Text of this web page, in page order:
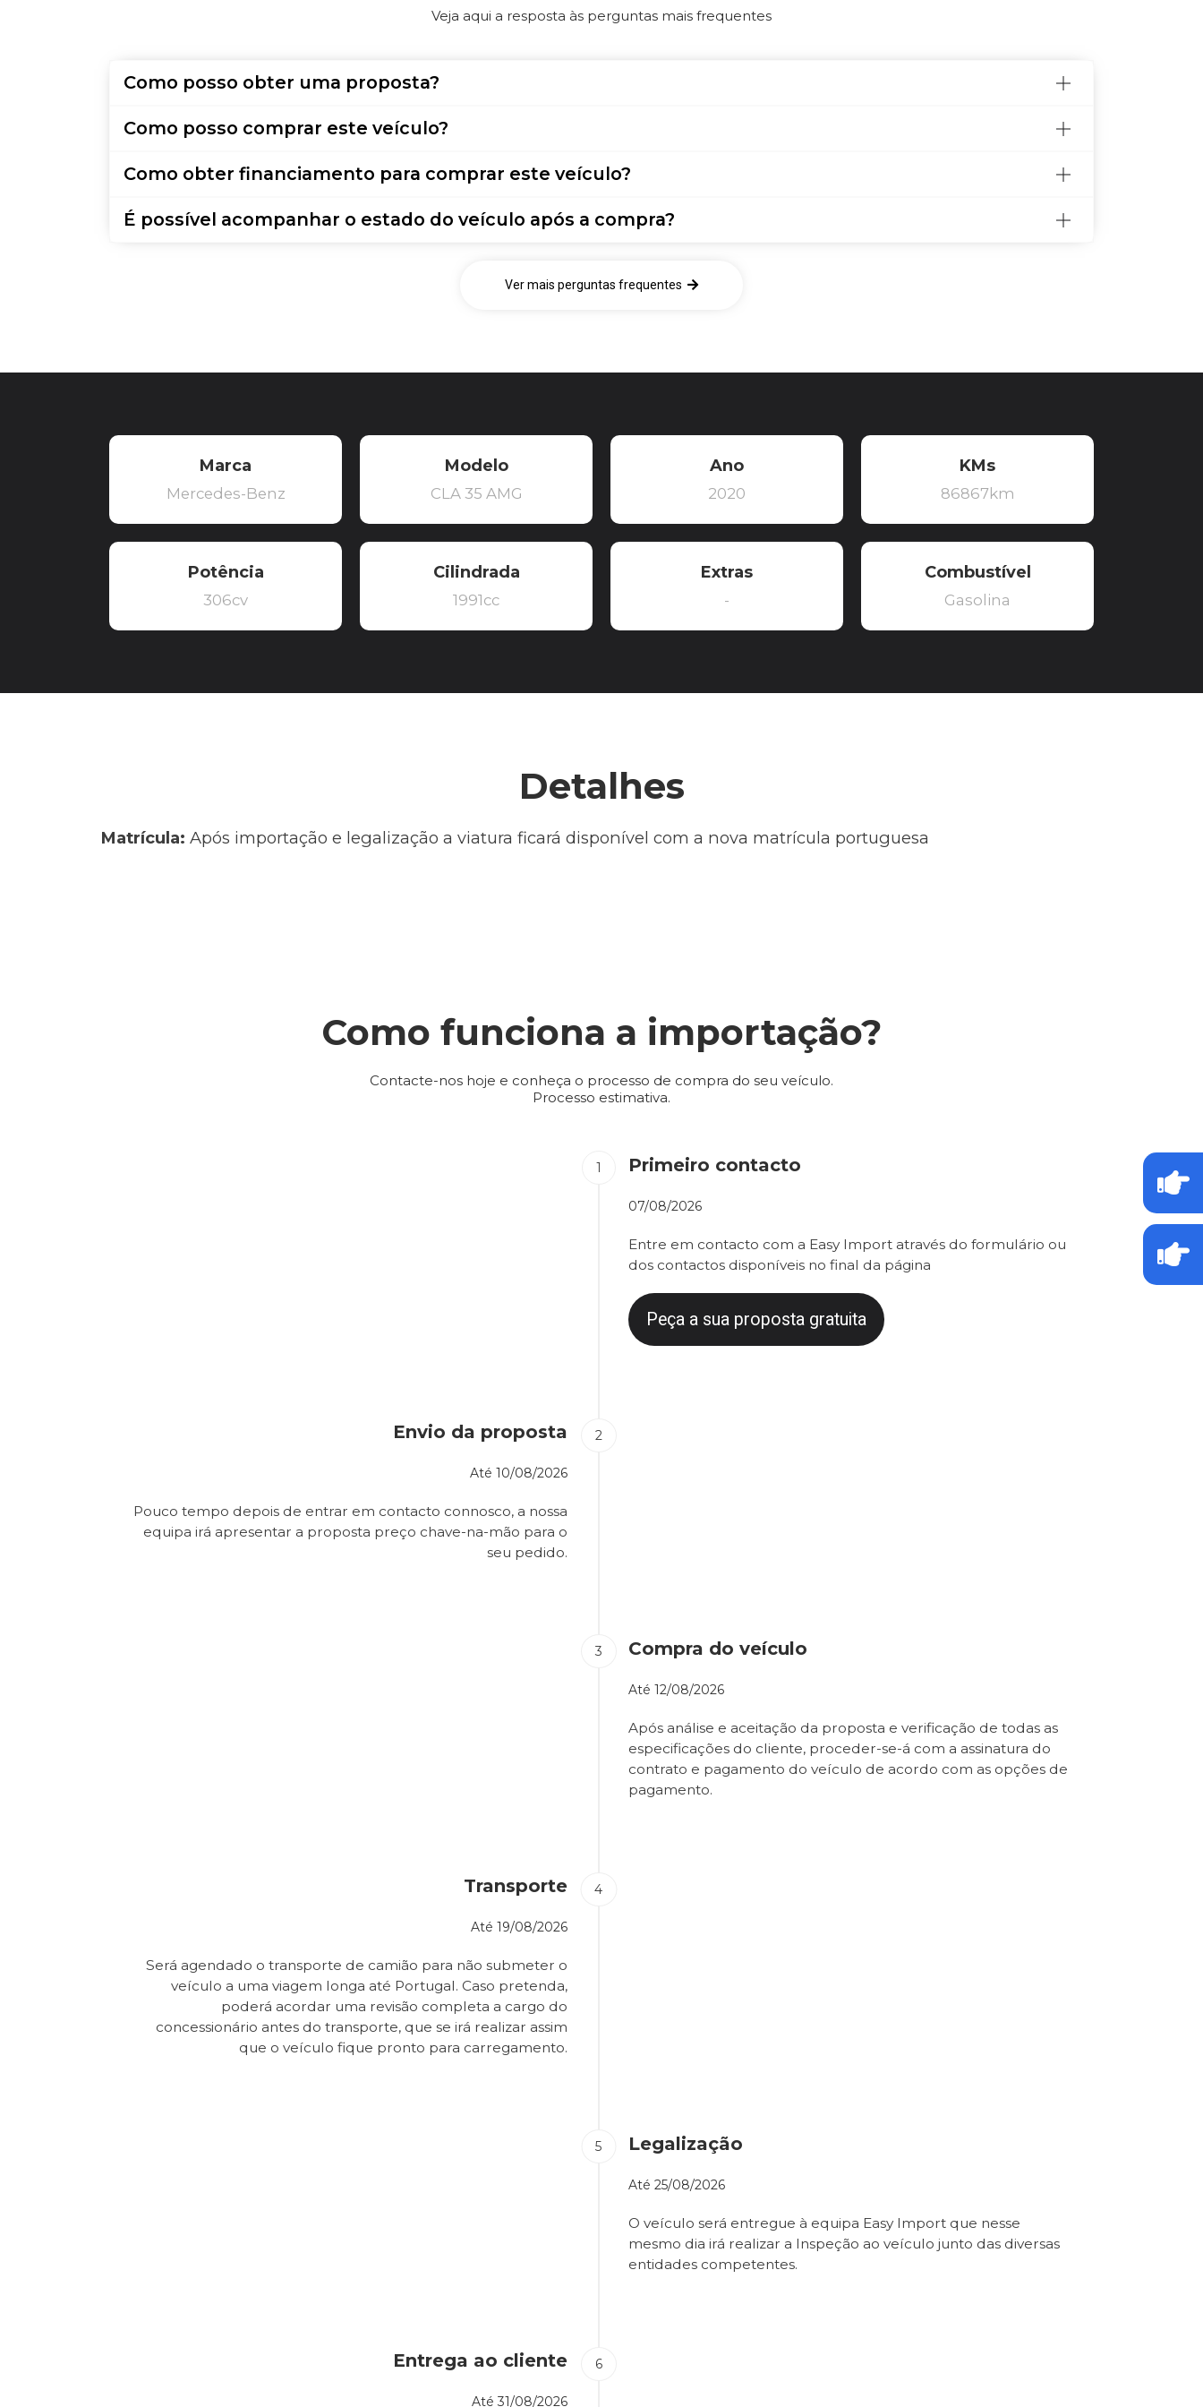
Veja aqui a resposta às perguntas mais frequentes
Como posso obter uma proposta?
Como posso comprar este veículo?
Como obter financiamento para comprar este veículo?
É possível acompanhar o estado do veículo após a compra?
Ver mais perguntas frequentes
Marca
Mercedes-Benz
Modelo
CLA 35 AMG
Ano
2020
KMs
86867km
Potência
306cv
Cilindrada
1991cc
Extras
-
Combustível
Gasolina
Detalhes
Matrícula: Após importação e legalização a viatura ficará disponível com a nova matrícula portuguesa
Como funciona a importação?
Contacte-nos hoje e conheça o processo de compra do seu veículo.
Processo estimativa.
Primeiro contacto
07/08/2026
Entre em contacto com a Easy Import através do formulário ou
dos contactos disponíveis no final da página
Peça a sua proposta gratuita
Envio da proposta
Até 10/08/2026
Pouco tempo depois de entrar em contacto connosco, a nossa
equipa irá apresentar a proposta preço chave-na-mão para o
seu pedido.
Compra do veículo
Até 12/08/2026
Após análise e aceitação da proposta e verificação de todas as
especificações do cliente, proceder-se-á com a assinatura do
contrato e pagamento do veículo de acordo com as opções de
pagamento.
Transporte
Até 19/08/2026
Será agendado o transporte de camião para não submeter o
veículo a uma viagem longa até Portugal. Caso pretenda,
poderá acordar uma revisão completa a cargo do
concessionário antes do transporte, que se irá realizar assim
que o veículo fique pronto para carregamento.
Legalização
Até 25/08/2026
O veículo será entregue à equipa Easy Import que nesse
mesmo dia irá realizar a Inspeção ao veículo junto das diversas
entidades competentes.
Entrega ao cliente
Até 31/08/2026